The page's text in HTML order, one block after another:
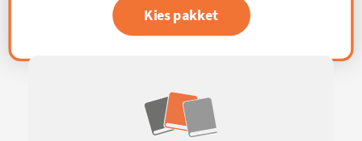
Kies pakket